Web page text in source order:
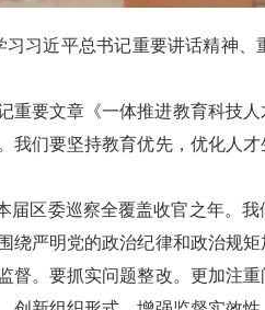
习近平总书记重要讲话精神
重要文章《一体推进教育科技
们要坚持教育优先，优化人
届区委巡察全覆盖收官之年。
绕严明党的政治纪律和政治规
。要抓实问题整改。更加注